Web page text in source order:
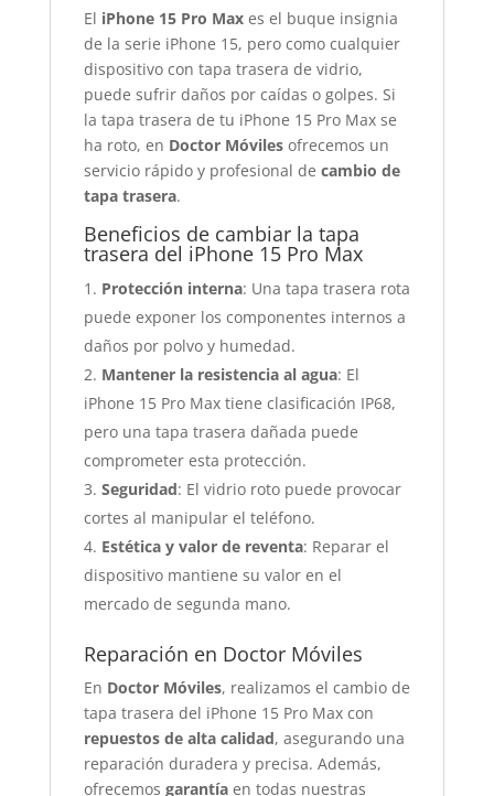
El iPhone 15 Pro Maxes el buque insignia
de la serie iPhone 15, pero como cualquier
dispositivo con tapa trasera de vidrio,
puede sufrir daños por caídas o golpes. Si
la tapa trasera de tu iPhone 15 Pro Max se
ha roto, en Doctor Móvilesofrecemos un
servicio rápido y profesional de cambio de
tapa trasera.
Beneficios de cambiar la tapa
trasera del iPhone 15 Pro Max
Protección interna: Una tapa trasera rota
puede exponer los componentes internos a
daños por polvo y humedad.
Mantener la resistencia al agua: El
iPhone 15 Pro Max tiene clasificación IP68,
pero una tapa trasera dañada puede
comprometer esta protección.
Seguridad: El vidrio roto puede provocar
cortes al manipular el teléfono.
Estética y valor de reventa: Reparar el
dispositivo mantiene su valor en el
mercado de segunda mano.
Reparación en Doctor Móviles
En Doctor Móviles, realizamos el cambio de
tapa trasera del iPhone 15 Pro Max con
repuestos de alta calidad, asegurando una
reparación duradera y precisa. Además,
ofrecemos garantíaen todas nuestras